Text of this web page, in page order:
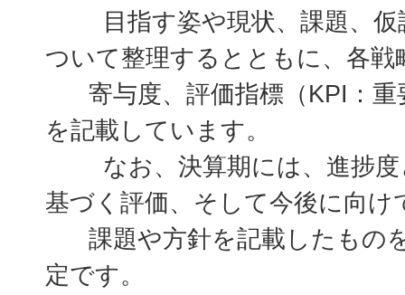
目指す姿や現状、課題、仮
ついて整理するとともに、各戦
寄与度、評価指標（KPI：重
を記載しています。
なお、決算期には、進捗度
基づく評価、そして今後に向け
課題や方針を記載したもの
定です。